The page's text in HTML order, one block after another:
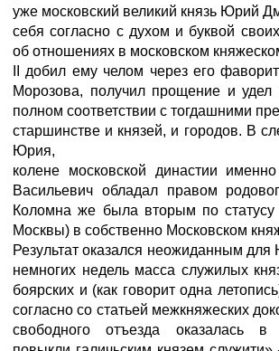
уже московский великий князь Юрий
себя согласно с духом и буквой
об отношениях в московском
II добил ему челом через его
Морозова, получил прощение и
полном соответствии с тогдашними
старшинстве и князей, и городов. В
Юрия,
колене московской династии
Васильевич обладал правом
Коломна же была вторым по статусу
Москвы) в собственно Московском
Результат оказался неожиданным
немногих недель масса служилых
боярских и (как говорит одна
согласно со статьей межкняжеских
свободного отъезда оказалась